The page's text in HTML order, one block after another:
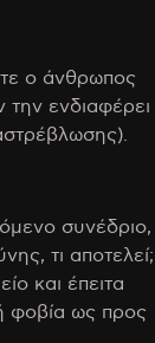
ο άνθρωπος
την ενδιαφέρει
συνέδριο,
τι αποτελεί;
και έπειτα
φοβία ως προς